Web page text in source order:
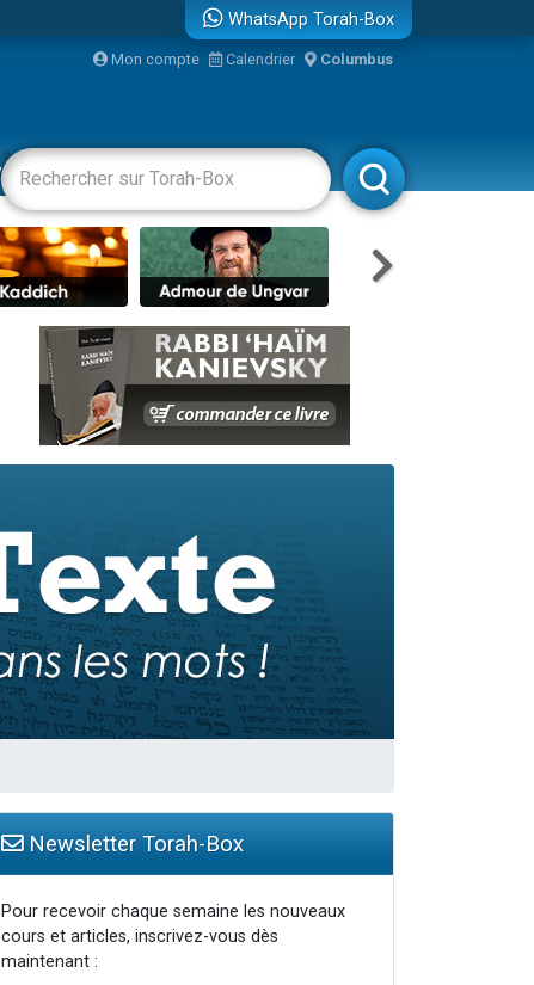
le temps
WhatsApp Torah-Box
Mon compte Calendrier Columbus
Livres Rabbanim
Newsletter Torah-Box
Pour recevoir chaque semaine les nouveaux
cours et articles, inscrivez-vous dès
maintenant :